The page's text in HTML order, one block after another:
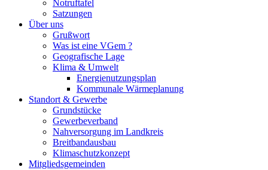
Notruftafel
Satzungen
Über uns
Grußwort
Was ist eine VGem ?
Geografische Lage
Klima & Umwelt
Energienutzungsplan
Kommunale Wärmeplanung
Standort & Gewerbe
Grundstücke
Gewerbeverband
Nahversorgung im Landkreis
Breitbandausbau
Klimaschutzkonzept
Mitgliedsgemeinden